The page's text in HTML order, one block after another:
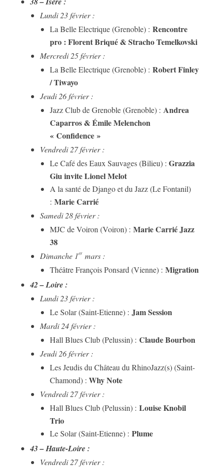
Lundi 23 février :
La Belle Electrique (Grenoble) : Rencontre
pro : Florent Briqué & Stracho Temelkovski
Mercredi 25 février :
La Belle Electrique (Grenoble) : Robert Finley
/ Tiwayo
Jeudi 26 février :
Jazz Club de Grenoble (Grenoble) : Andrea
Caparros & Émile Melenchon
« Confidence »
Vendredi 27 février :
Le Café des Eaux Sauvages (Bilieu) : Grazzia
Giu invite Lionel Melot
A la santé de Django et du Jazz (Le Fontanil)
: Marie Carrié
Samedi 28 février :
MJC de Voiron (Voiron) : Marie Carrié Jazz
38
Dimanche 1ermars :
Théâtre François Ponsard (Vienne) : Migration
42 – Loire :
Lundi 23 février :
Le Solar (Saint-Etienne) : Jam Session
Mardi 24 février :
Hall Blues Club (Pelussin) : Claude Bourbon
Jeudi 26 février :
Les Jeudis du Château du RhinoJazz(s) (Saint-
Chamond) : Why Note
Vendredi 27 février :
Hall Blues Club (Pelussin) : Louise Knobil
Trio
Le Solar (Saint-Etienne) : Plume
43 – Haute-Loire :
Vendredi 27 février :